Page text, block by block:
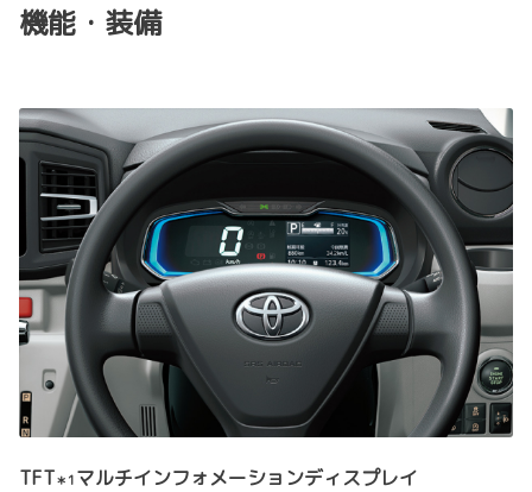
機能・装備
TFT＊1マルチインフォメーションディスプレイ